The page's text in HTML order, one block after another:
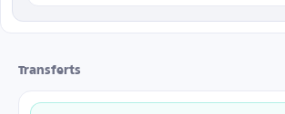
Transferts